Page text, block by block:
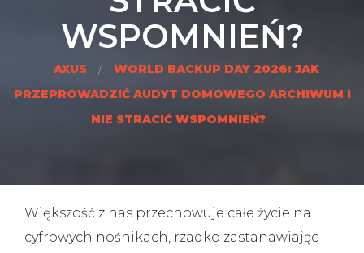
WSPOMNIEŃ?
AXUS /
WORLD BACKUP DAY 2026: JAK
PRZEPROWADZIĆ AUDYT DOMOWEGO ARCHIWUM I
NIE STRACIĆ WSPOMNIEŃ?
Większość z nas przechowuje całe życie na
cyfrowych nośnikach, rzadko zastanawiając